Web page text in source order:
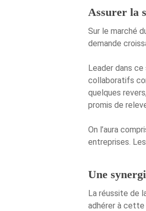
Assurer la
Sur le marché
demande
Leader dans
collaboratifs
quelques
promis de
On l’aura
entreprises.
Une
La réussite de
adhérer à cette